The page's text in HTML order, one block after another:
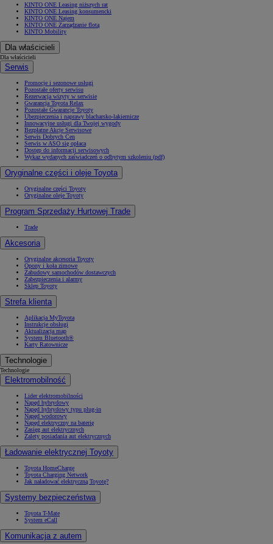
KINTO ONE Leasing niższych rat
KINTO ONE Leasing konsumencki
KINTO ONE Najem
KINTO ONE Zarządzanie flotą
KINTO Mobility
Dla właścicieli
Dla właścicieli
Serwis
Promocje i sezonowe usługi
Pozostałe oferty serwisu
Rezerwacja wizyty w serwisie
Gwarancja Toyota Relax
Pozostałe Gwarancje Toyoty
Ubezpieczenia i naprawy blacharsko-lakiernicze
Innowacyjne usługi dla Twojej wygody
Bezpłatne Akcje Serwisowe
Serwis Dobrych Cen
Serwis w ASO się opłaca
Dostęp do informacji serwisowych
Wykaz wydanych zaświadczeń o odbytym szkoleniu (pdf)
Oryginalne części i oleje Toyota
Oryginalne części Toyoty
Oryginalne oleje Toyoty
Program Sprzedaży Hurtowej Trade
Trade
Akcesoria
Oryginalne akcesoria Toyoty
Opony i koła zimowe
Zabudowy samochodów dostawczych
Zabezpieczenia i alarmy
Sklep Toyoty
Strefa klienta
Aplikacja MyToyota
Instrukcje obsługi
Aktualizacja map
System Bluetooth®
Karty Ratownicze
Technologie
Technologie
Elektromobilność
Lider elektromobilności
Napęd hybrydowy
Napęd hybrydowy typu plug-in
Napęd wodorowy
Napęd elektryczny na baterię
Zasięg aut elektrycznych
Zalety posiadania aut elektrycznych
Ładowanie elektrycznej Toyoty
Toyota HomeCharge
Toyota Charging Network
Jak naładować elektryczną Toyotę?
Systemy bezpieczeństwa
Toyota T-Mate
System eCall
Komunikacja z autem